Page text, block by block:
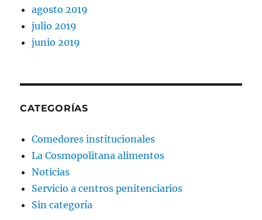
agosto 2019
julio 2019
junio 2019
CATEGORÍAS
Comedores institucionales
La Cosmopolitana alimentos
Noticias
Servicio a centros penitenciarios
Sin categoría